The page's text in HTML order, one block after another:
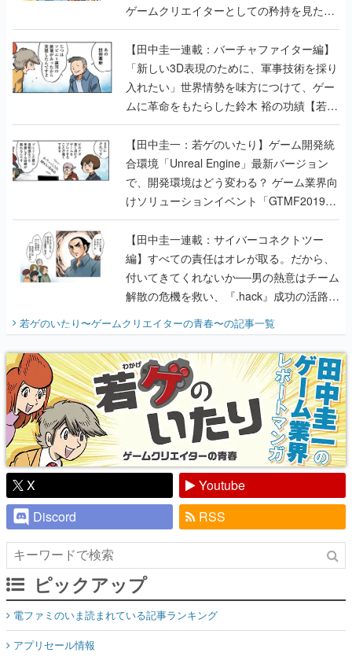
ゲームクリエイターとしての矜持を見た
【若ゲのいたり最終回】
【田中圭一連載：バーチャファイター編】
「新しい3D表現のために、軍事技術を採り
入れたい」世界情勢を味方につけて、ゲー
ムに革命をもたらした鈴木 裕の功績【若ゲ
のいたり】
【田中圭一：若ゲのいたり】ゲーム開発統
合環境「Unreal Engine」最新バージョン
で、開発環境はどう変わる？ ゲーム業界向
けソリューションイベント「GTMF2019」
に行って、より理解を深めよう【PR】
【田中圭一連載：サイバーコネクトツー
編】すべての責任はオレが取る。だから、
付いてきてくれないか──男の熱意はチーム
解散の危機を救い、『.hack』成功の活路を
『少年ジャンプ』色だった【若ゲのいた
り】
若ゲのいたり〜ゲームクリエイターの青春〜の記事一覧
X
Youtube
Discord
RSS
ピックアップ
電ファミのいま読まれている記事ランキング
アプリセール情報